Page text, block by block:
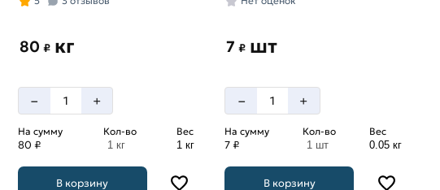
80 ₽ кг
– +
На сумму
80 ₽
Кол-во
1 кг
Вес
1 кг
В корзину
7₽ шт
– +
На сумму
7 ₽
Кол-во
1 шт
Вес
0.05 кг
В корзину